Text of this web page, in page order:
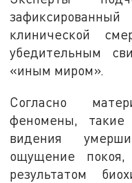
клинической
убедительным
«иным миром».
Согласно
феномены, такие
видения
ощущение покоя,
результатом